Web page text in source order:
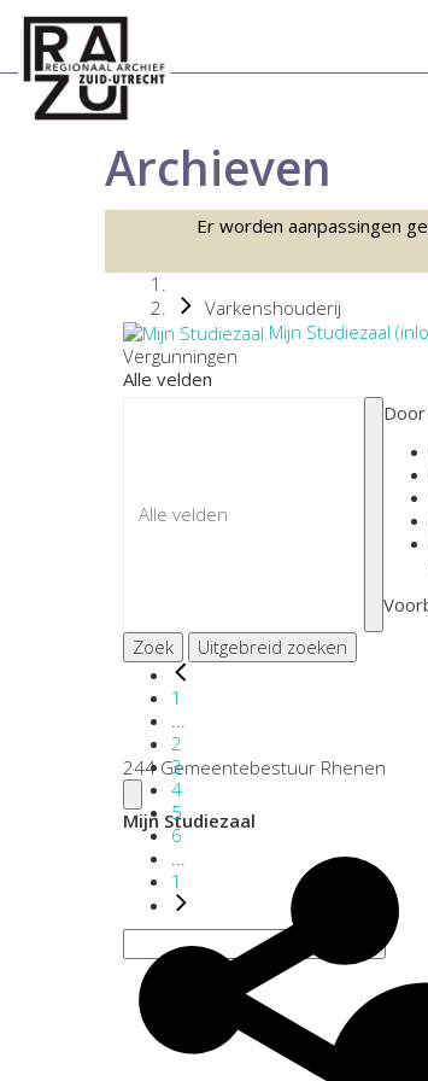
Archieven
Er worden aanpassingen
Varkenshouderij
Mijn Studiezaal
Vergunningen
Alle velden
Zoek
Uitgebreid zoeken
1
2
3
4
5
6
1
244 Gemeentebestuur Rhenen
Mijn Studiezaal